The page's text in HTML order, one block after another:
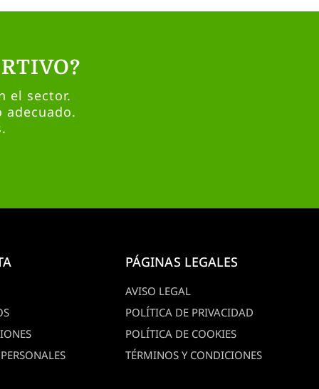
el sector.
PÁGINAS LEGALES
AVISO LEGAL
POLÍTICA DE PRIVACIDAD
POLÍTICA DE COOKIES
TÉRMINOS Y CONDICIONES